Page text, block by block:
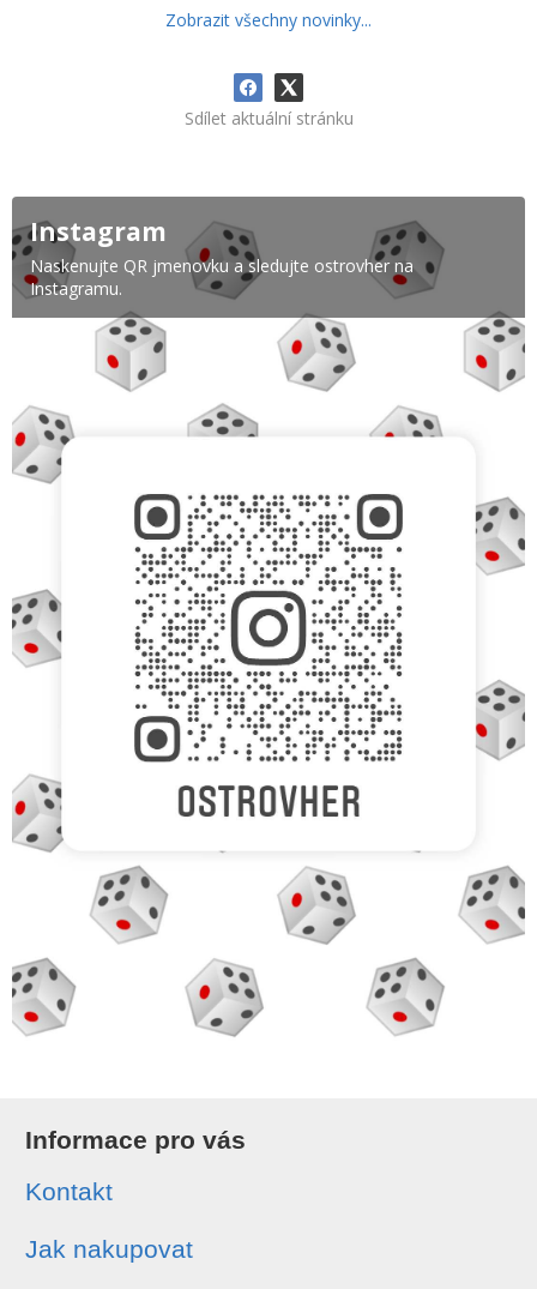
Zobrazit všechny novinky...
Sdílet aktuální stránku
Instagram
Naskenujte QR jmenovku a sledujte ostrovher na
Instagramu.
Informace pro vás
Kontakt
Jak nakupovat